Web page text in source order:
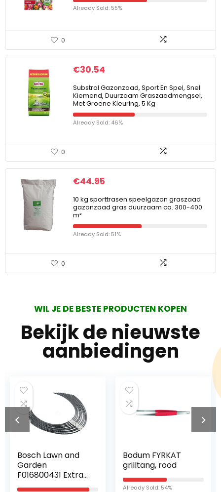
Already Sold: 55%
0
€30.54
Substral Gazonzaad, Sport En Spel, Snel
Kiemend, Duurzaam Graszaadmengsel,
Met Groene Kleuring, 5 Kg
Already Sold: 46%
0
€44.95
10 kg sporttrasen speelgazon graszaad
gazonzaad gras duurzaam ca. 300-400
m²
Already Sold: 51%
0
WIL JE DE BESTE PRODUCTEN KOPEN
Bekijk de nieuwste
aanbiedingen
Bodum FYRKAT
Already Sold: 54%
Kärcher PC 20
dakgoot- en
(20 m,